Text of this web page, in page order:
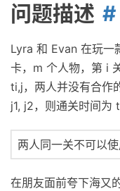
问题描述
Lyra 和 Evan 在玩⼀
卡，m 个⼈物，第 i
ti,j，两⼈并没有合作
j1, j2，则通关时间为
两⼈同⼀关不可以
在朋友⾯前夸下海⼜